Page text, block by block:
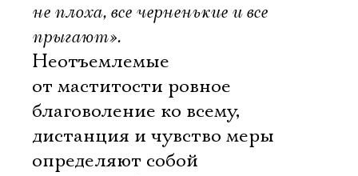
не плоха, все черненькие и все
прыгают».
Неотъемлемые
от маститости ровное
благоволение ко всему,
дистанция и чувство меры
определяют собой